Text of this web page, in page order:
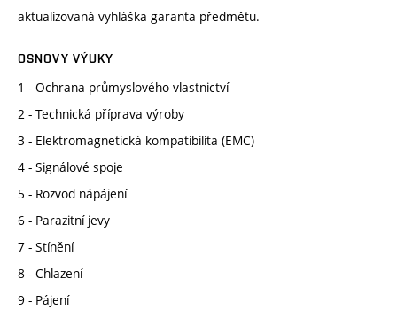
aktualizovaná vyhláška garanta předmětu.
OSNOVY VÝUKY
1 - Ochrana průmyslového vlastnictví
2 - Technická příprava výroby
3 - Elektromagnetická kompatibilita (EMC)
4 - Signálové spoje
5 - Rozvod nápájení
6 - Parazitní jevy
7 - Stínění
8 - Chlazení
9 - Pájení